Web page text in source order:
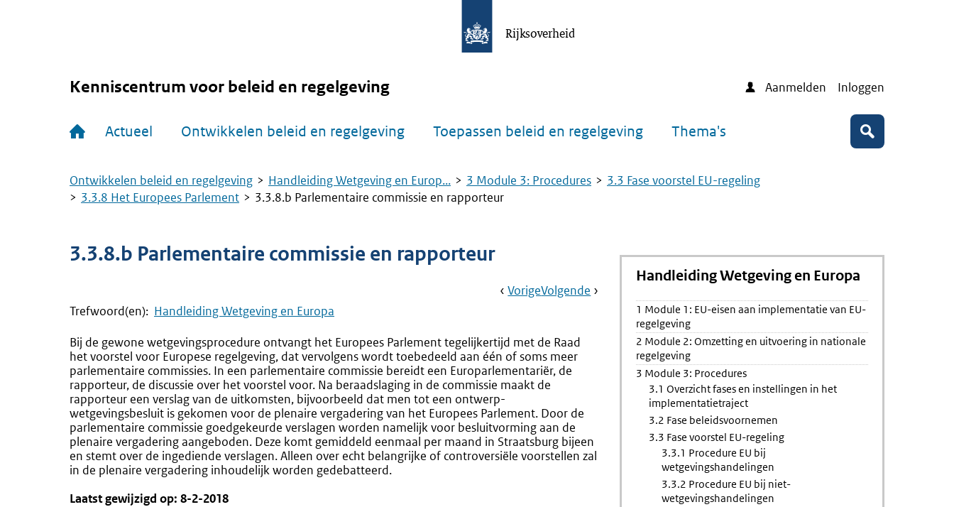
Rijksoverheid
Kenniscentrum voor beleid en regelgeving Aanmelden Inloggen
Actueel Ontwikkelen beleid en regelgeving Toepassen beleid en regelgeving Thema's Zoeken
Kruimelpad
Ontwikkelen beleid en regelgeving Handleiding Wetgeving en Europ... 3 Module 3: Procedures
3.3 Fase voorstel EU-regeling
3.3.8 Het Europees Parlement
3.3.8.b Parlementaire commissie en rapporteur
3.3.8.b Parlementaire commissie en rapporteur
Book
Ga
VorigePagina:
Parlement
Ga
Volgende Pagina:
Openbaarheid
Trefwoord(en): Handleiding Wetgeving en Europa
Bij de gewone wetgevingsprocedure ontvangt het Europees Parlement tegelijkertijd met de Raad
het voorstel voor Europese regelgeving, dat vervolgens wordt toebedeeld aan één of soms meer
parlementaire commissies. In een parlementaire commissie bereidt een Europarlementariër, de
rapporteur, de discussie over het voorstel voor. Na beraadslaging in de commissie maakt de
rapporteur een verslag van de uitkomsten, bijvoorbeeld dat men tot een ontwerp-
wetgevingsbesluit is gekomen voor de plenaire vergadering van het Europees Parlement. Door de
parlementaire commissie goedgekeurde verslagen worden namelijk voor besluitvorming aan de
plenaire vergadering aangeboden. Deze komt gemiddeld eenmaal per maand in Straatsburg bijeen
en stemt over de ingediende verslagen. Alleen over echt belangrijke of controversiële voorstellen zal
in de plenaire vergadering inhoudelijk worden gedebatteerd.
Laatst gewijzigd op: 8-2-2018
Handleiding Wetgeving en Europa
1 Module 1: EU-eisen aan implementatie van EU-
regelgeving
2 Module 2: Omzetting en uitvoering in nationale
regelgeving
3 Module 3: Procedures
3.1 Overzicht fases en instellingen in het
implementatietraject
3.2 Fase beleidsvoornemen
3.3 Fase voorstel EU-regeling
3.3.1 Procedure EU bij
wetgevingshandelingen
3.3.2 Procedure EU bij niet-
wetgevingshandelingen